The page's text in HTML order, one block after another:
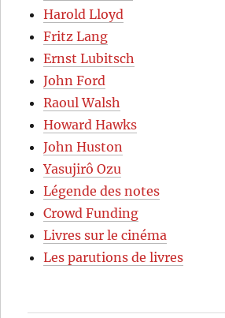
Harold Lloyd
Fritz Lang
Ernst Lubitsch
John Ford
Raoul Walsh
Howard Hawks
John Huston
Yasujirô Ozu
Légende des notes
Crowd Funding
Livres sur le cinéma
Les parutions de livres